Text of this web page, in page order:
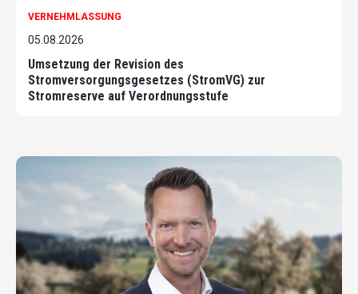
VERNEHMLASSUNG
05.08.2026
Umsetzung der Revision des
Stromversorgungsgesetzes (StromVG) zur
Stromreserve auf Verordnungsstufe